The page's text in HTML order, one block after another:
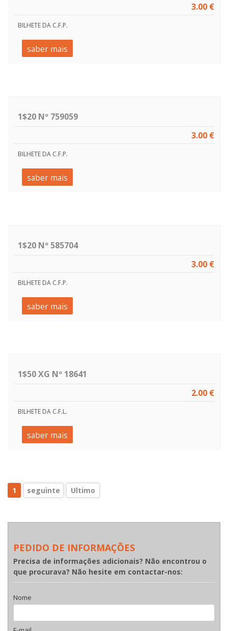
3.00 €
BILHETE DA C.F.P.
saber mais
1$20 Nº 759059
3.00 €
BILHETE DA C.F.P.
saber mais
1$20 Nº 585704
3.00 €
BILHETE DA C.F.P.
saber mais
1$50 XG Nº 18641
2.00 €
BILHETE DA C.F.L.
saber mais
1 seguinte Ultimo
PEDIDO DE INFORMAÇÕES
Precisa de informações adicionais? Não encontrou o
que procurava? Não hesite em contactar-nos:
Nome